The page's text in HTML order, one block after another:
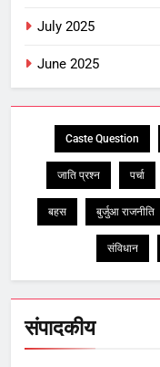
July 2025
June 2025
Caste Question
जाति प्रश्न पर्चा
बहस बुर्जुआ राजनीति
संविधान
संपादकीय